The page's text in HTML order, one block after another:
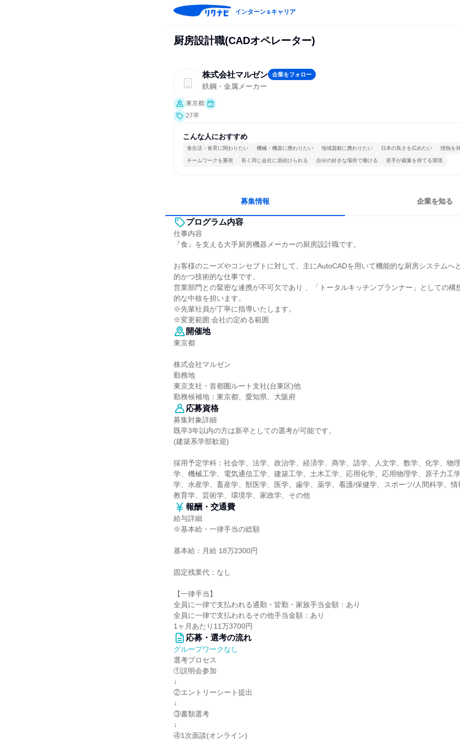
インターン＆キャリア
厨房設計職(CADオペレーター)
株式会社マルゼン 企業をフォロー
鉄鋼・金属メーカー
東京都
27卒
こんな人におすすめ
食生活・食育に関わりたい 機械・機器に携わりたい 地域貢献に携わりたい 日本の良さを広めたい 情熱を
チームワークを重視 長く同じ会社に居続けられる 自分の好きな場所で働ける 若手が裁量を持てる環境
募集情報 企業を知る
プログラム内容
仕事内容
『食』を支える大手厨房機器メーカーの厨房設計職です。
お客様のニーズやコンセプトに対して、主にAutoCADを用いて機能的な厨房システムへ
的かつ技術的な仕事です。
営業部門との緊密な連携が不可欠であり 、「トータルキッチンプランナー」としての構
的な中核を担います。
※先輩社員が丁寧に指導いたします。
※変更範囲:会社の定める範囲
開催地
東京都
株式会社マルゼン
勤務地
東京支社・首都圏ルート支社(台東区)他
勤務候補地：東京都、愛知県、大阪府
応募資格
募集対象詳細
既卒3年以内の方は新卒としての選考が可能です。
(建築系学部歓迎)
採用予定学科：社会学、法学、政治学、経済学、商学、語学、人文学、数学、化学、物
学、機械工学、電気通信工学、建築工学、土木工学、応用化学、応用物理学、原子力工
学、水産学、畜産学、獣医学、医学、歯学、薬学、看護/保健学、スポーツ/人間科学、情
教育学、芸術学、環境学、家政学、その他
報酬・交通費
給与詳細
※基本給・一律手当の総額
基本給：月給 18万2300円
固定残業代：なし
【一律手当】
全員に一律で支払われる通勤・皆勤・家族手当金額：あり
全員に一律で支払われるその他手当金額：あり
1ヶ月あたり11万3700円
応募・選考の流れ
グループワークなし
選考プロセス
①説明会参加
↓
②エントリーシート提出
↓
③書類選考
↓
④1次面談(オンライン)